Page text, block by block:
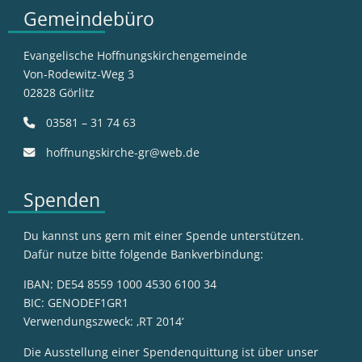
Gemeindebüro
Evangelische Hoffnungskirchengemeinde
Von-Rodewitz-Weg 3
02828 Görlitz
03581 – 31 74 63
hoffnungskirche-gr@web.de
Spenden
Du kannst uns gern mit einer Spende unterstützen.
Dafür nutze bitte folgende Bankverbindung:
IBAN: DE54 8559 1000 4530 6100 34
BIC: GENODEF1GR1
Verwendungszweck: ‚RT 2014‘
Die Ausstellung einer Spendenquittung ist über unser